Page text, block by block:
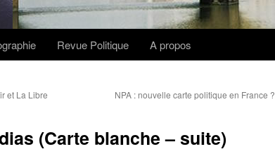
Revue Politique A propos
et La Libre
NPA : nouvelle carte politique en France ?
(Carte blanche – suite)